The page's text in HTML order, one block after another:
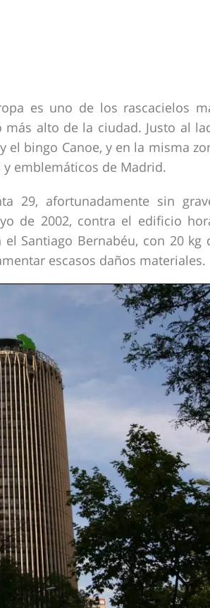
es uno de los rascacielos
alto de la ciudad. Justo al
el bingo Canoe, y en la misma
emblemáticos de Madrid.
29, afortunadamente sin
de 2002, contra el edificio
Santiago Bernabéu, con 20 kg
escasos daños materiales.